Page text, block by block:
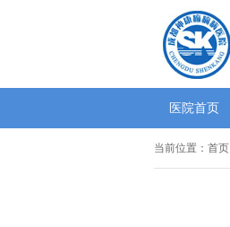
医院首页
当前位置： 首页